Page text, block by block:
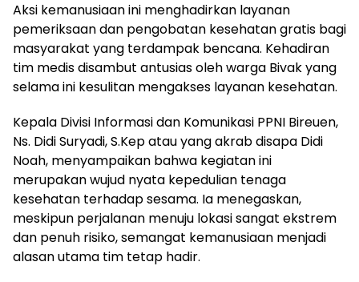
Aksi kemanusiaan ini menghadirkan layanan
pemeriksaan dan pengobatan kesehatan gratis bagi
masyarakat yang terdampak bencana. Kehadiran
tim medis disambut antusias oleh warga Bivak yang
selama ini kesulitan mengakses layanan kesehatan.
Kepala Divisi Informasi dan Komunikasi PPNI Bireuen,
Ns. Didi Suryadi, S.Kep atau yang akrab disapa Didi
Noah, menyampaikan bahwa kegiatan ini
merupakan wujud nyata kepedulian tenaga
kesehatan terhadap sesama. Ia menegaskan,
meskipun perjalanan menuju lokasi sangat ekstrem
dan penuh risiko, semangat kemanusiaan menjadi
alasan utama tim tetap hadir.